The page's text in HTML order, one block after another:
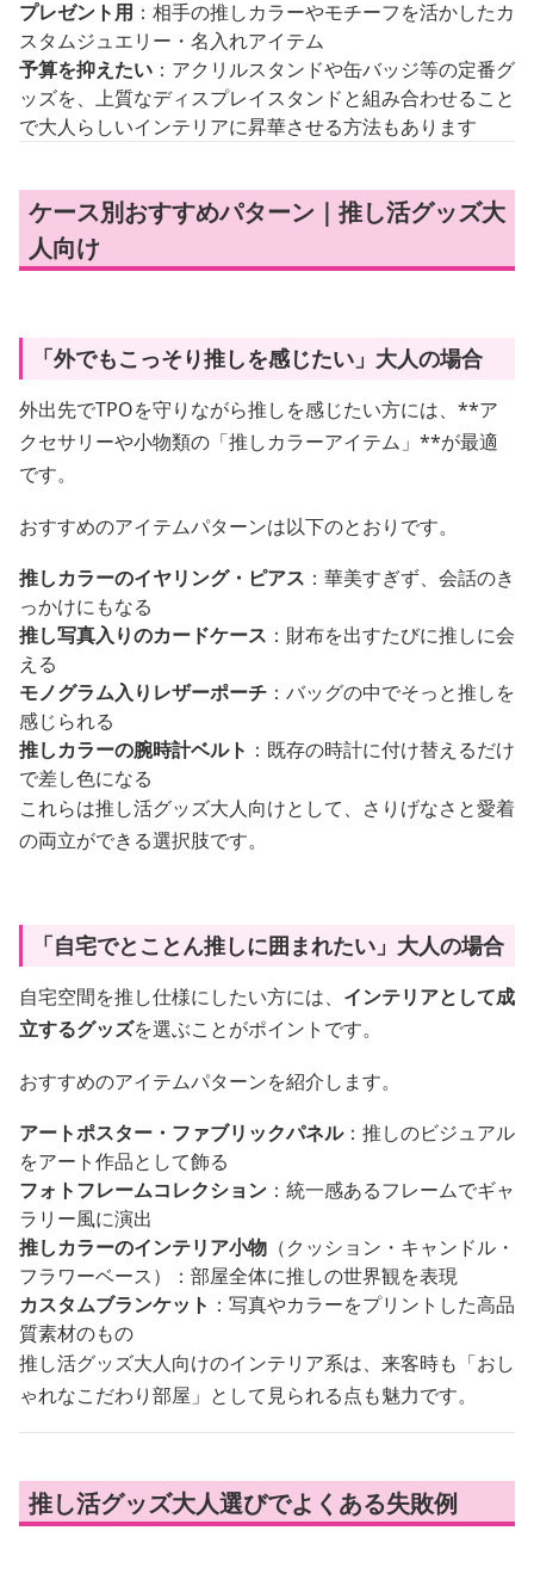
プレゼント用 ：相手の推しカラーやモチーフを活かしたカ
スタムジュエリー・名入れアイテム
予算を抑えたい ：アクリルスタンドや缶バッジ等の定番グ
ッズを、上質なディスプレイスタンドと組み合わせること
で大人らしいインテリアに昇華させる方法もあります
ケース別おすすめパターン｜推し活グッズ大
人向け
「外でもこっそり推しを感じたい」大人の場合
外出先でTPOを守りながら推しを感じたい方には、**ア
クセサリーや小物類の「推しカラーアイテム」**が最適
です。
おすすめのアイテムパターンは以下のとおりです。
推しカラーのイヤリング・ピアス ：華美すぎず、会話のき
っかけにもなる
推し写真入りのカードケース ：財布を出すたびに推しに会
える
モノグラム入りレザーポーチ ：バッグの中でそっと推しを
感じられる
推しカラーの腕時計ベルト ：既存の時計に付け替えるだけ
で差し色になる
これらは推し活グッズ大人向けとして、さりげなさと愛着
の両立ができる選択肢です。
「自宅でとことん推しに囲まれたい」大人の場合
自宅空間を推し仕様にしたい方には、 インテリアとして成
立するグッズを選ぶことがポイントです。
おすすめのアイテムパターンを紹介します。
アートポスター・ファブリックパネル：推しのビジュアル
をアート作品として飾る
フォトフレームコレクション ：統一感あるフレームでギャ
ラリー風に演出
推しカラーのインテリア小物 （クッション・キャンドル・
フラワーベース）：部屋全体に推しの世界観を表現
カスタムブランケット ：写真やカラーをプリントした高品
質素材のもの
推し活グッズ大人向けのインテリア系は、来客時も「おし
ゃれなこだわり部屋」として見られる点も魅力です。
推し活グッズ大人選びでよくある失敗例